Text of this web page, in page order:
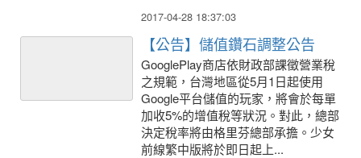
2017-04-28 18:37:03
【公告】儲值鑽石調整公告
GooglePlay商店依財政部課徵營業稅
之規範，台灣地區從5月1日起使用
Google平台儲值的玩家，將會於每單
加收5%的增值稅等狀況。對此，總部
決定稅率將由格里芬總部承擔。少女
前線繁中版將於即日起上...